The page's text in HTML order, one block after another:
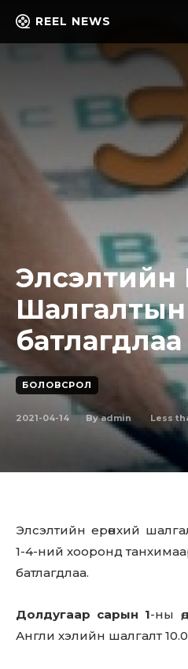
REEL NEWS
Элсэлтийн
Шалгалтын
батлагдлаа
БОЛОВСРОЛ
2021-04-14 By admin Less
Элсэлтийн ерөнхий
1-4-ний хооронд
батлагдлаа.
Долдугаар сарын 1-ны
Англи хэлийн шалгалт